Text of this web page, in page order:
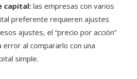
capital: las empresas con varios
preferente requieren ajustes
ajustes, el “precio por acción”
error al compararlo con una
simple.